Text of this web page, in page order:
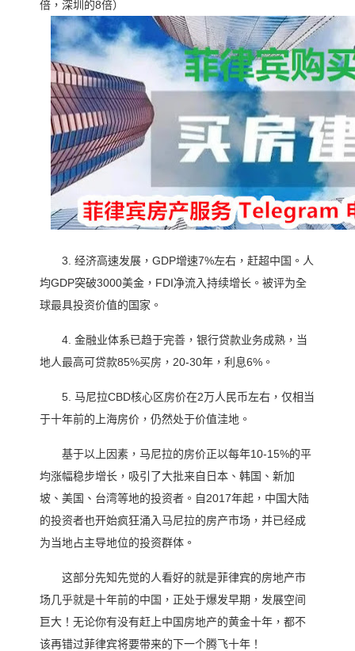
倍，深圳的8倍）
3. 经济高速发展，GDP增速7%左右，赶超中国。人
均GDP突破3000美金，FDI净流入持续增长。被评为全
球最具投资价值的国家。
4. 金融业体系已趋于完善，银行贷款业务成熟，当
地人最高可贷款85%买房，20-30年，利息6%。
5. 马尼拉CBD核心区房价在2万人民币左右，仅相当
于十年前的上海房价，仍然处于价值洼地。
基于以上因素，马尼拉的房价正以每年10-15%的平
均涨幅稳步增长，吸引了大批来自日本、韩国、新加
坡、美国、台湾等地的投资者。自2017年起，中国大陆
的投资者也开始疯狂涌入马尼拉的房产市场，并已经成
为当地占主导地位的投资群体。
这部分先知先觉的人看好的就是菲律宾的房地产市
场几乎就是十年前的中国，正处于爆发早期，发展空间
巨大！无论你有没有赶上中国房地产的黄金十年，都不
该再错过菲律宾将要带来的下一个腾飞十年！